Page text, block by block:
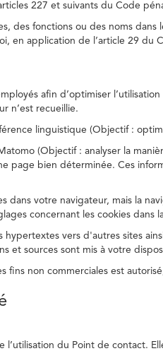
227 et suivants du Code
des fonctions ou des noms
en application de l’article 29 du
afin d’optimiser
n’est recueillie.
linguistique (Objectif :
(Objectif : analyser la
page bien déterminée. Ces
dans votre navigateur, mais la
concernant les cookies
vers d'autres sites
et sources sont mis à votre
fins non commerciales est
du Point de contact.